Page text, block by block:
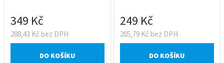
288,43 Kč bez DPH
349 Kč
DO KOŠÍKU
205,79 Kč bez DPH
249 Kč
DO KOŠÍKU